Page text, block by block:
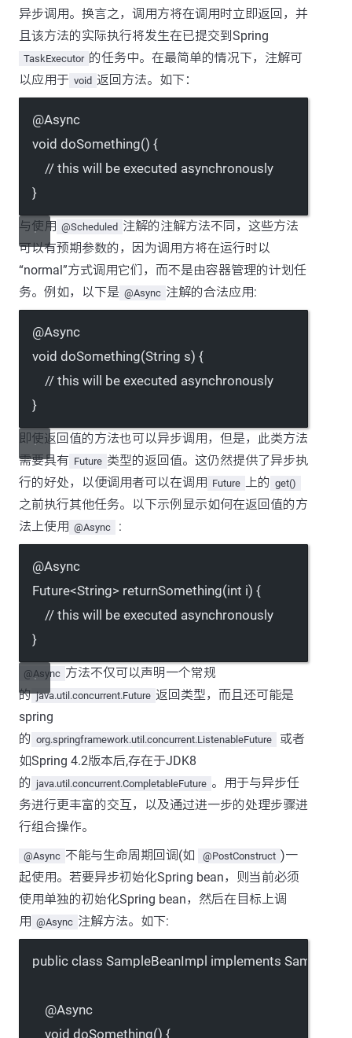
异步调用。换言之，调用方将在调用时立即返回，并
且该方法的实际执行将发生在已提交到Spring
TaskExecutor 的任务中。在最简单的情况下，注解可
以应用于 void 返回方法。如下：
@Async
void doSomething() {
// this will be executed asynchronously
}
与使用 @Scheduled 注解的注解方法不同，这些方法
可以有预期参数的，因为调用方将在运行时以
“normal”方式调用它们，而不是由容器管理的计划任
务。例如，以下是 @Async 注解的合法应用:
@Async
void doSomething(String s) {
// this will be executed asynchronously
}
即使返回值的方法也可以异步调用，但是，此类方法
需要具有 Future 类型的返回值。这仍然提供了异步执
行的好处，以便调用者可以在调用 Future 上的 get()
之前执行其他任务。以下示例显示如何在返回值的方
法上使用 @Async :
@Async
Future<String> returnSomething(int i) {
// this will be executed asynchronously
}
@Async 方法不仅可以声明一个常规
的 java.util.concurrent.Future 返回类型，而且还可能是
spring
的 org.springframework.util.concurrent.ListenableFuture
或者
如Spring 4.2版本后,存在于JDK8
的 java.util.concurrent.CompletableFuture 。用于与异步任
务进行更丰富的交互，以及通过进一步的处理步骤进
行组合操作。
@Async 不能与生命周期回调(如 @PostConstruct )一
起使用。若要异步初始化Spring bean，则当前必须
使用单独的初始化Spring bean，然后在目标上调
用 @Async 注解方法。如下:
public class SampleBeanImpl implements
@Async
void doSomething() {